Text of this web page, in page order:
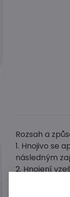
Rozsah a
1. Hnojivo se
následným
2. Hnojení